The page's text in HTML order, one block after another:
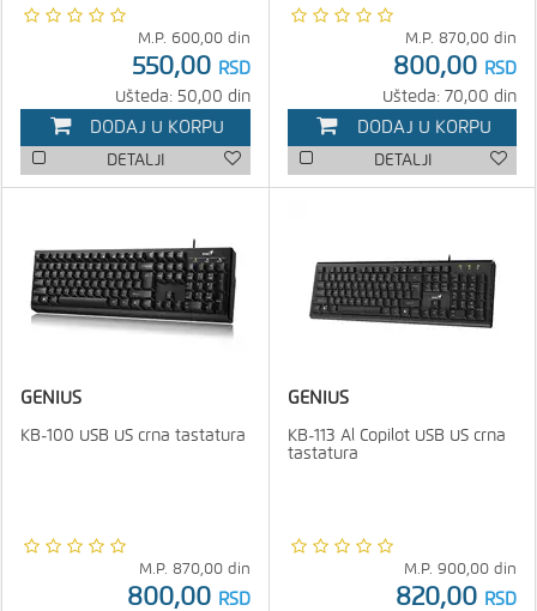
M.P. 600,00 din
550,00 RSD
Ušteda: 50,00 din
DODAJ U KORPU
DETALJI
M.P. 870,00 din
800,00 RSD
Ušteda: 70,00 din
DODAJ U KORPU
DETALJI
GENIUS
KB-100 USB US crna tastatura
M.P. 870,00 din
800,00 RSD
GENIUS
KB-113 Al Copilot USB US crna
tastatura
M.P. 900,00 din
820,00 RSD